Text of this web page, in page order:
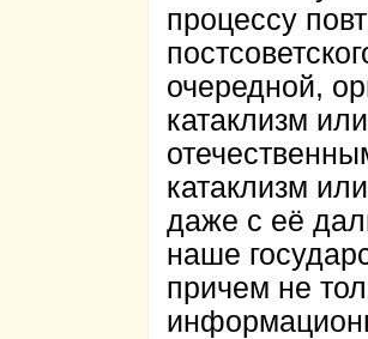
процессу
очередной,
катаклизм
катаклизм
даже с её
наше
причем не